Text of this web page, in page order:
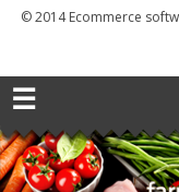
© 2014Ecommerce
☰